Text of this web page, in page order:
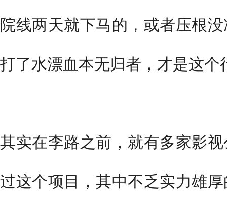
院线两天就下马的，或者压根
打了水漂血本无归者，才是这个
其实在李路之前，就有多家影
过这个项目，其中不乏实力雄